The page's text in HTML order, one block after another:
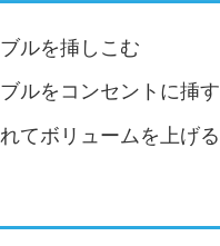
ルを挿しこむ
ルをコンセントに挿す
てボリュームを上げる